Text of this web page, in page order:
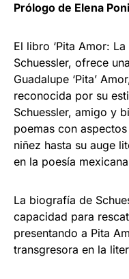
Prólogo de Elena
El libro ‘Pita Amor:
Schuessler, ofrece
Guadalupe ‘Pita’
reconocida por su
Schuessler, amigo y
poemas con
niñez hasta su auge
en la poesía
La biografía de
capacidad para
presentando a Pita
transgresora en la